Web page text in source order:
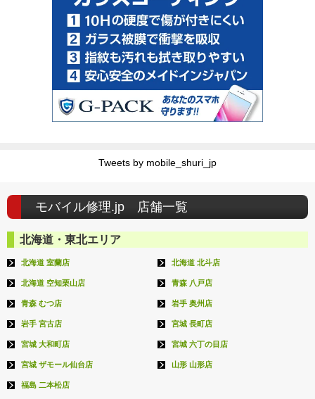
Tweets by mobile_shuri_jp
モバイル修理.jp 店舗一覧
北海道・東北エリア
北海道 室蘭店 北海道 北斗店
北海道 空知栗山店 青森 八戸店
青森 むつ店 岩手 奥州店
岩手 宮古店 宮城 長町店
宮城 大和町店 宮城 六丁の目店
宮城 ザモール仙台店 山形 山形店
福島 二本松店